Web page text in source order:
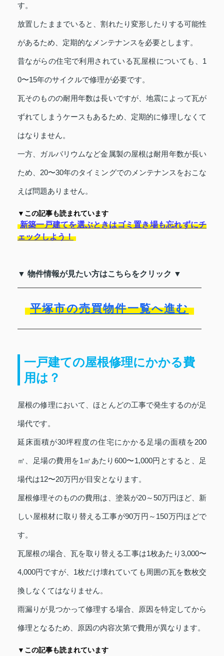
す。
放置したままでいると、割れたり変形したりする可能性
があるため、定期的なメンテナンスを必要とします。
昔ながらの住宅で利用されている瓦屋根についても、1
0〜15年のサイクルで修理が必要です。
瓦そのものの耐用年数は長いですが、地震によって瓦が
ずれてしまうケースもあるため、定期的に修理しなくて
はなりません。
一方、ガルバリウムなど金属製の屋根は耐用年数が長い
ため、20〜30年のタイミングでのメンテナンスをおこな
えば問題ありません。
▼この記事も読まれています
新築一戸建てを選ぶときはゴミ置き場も忘れずにチ
ェックしよう！
▼ 物件情報が見たい方はこちらをクリック ▼
平塚市の売買物件一覧へ進む
一戸建ての屋根修理にかかる費
用は？
屋根の修理において、ほとんどの工事で発生するのが足
場代です。
延床面積が30坪程度の住宅にかかる足場の面積を200
㎡、足場の費用を1㎡あたり600〜1,000円とすると、足
場代は12〜20万円が目安となります。
屋根修理そのものの費用は、塗装が20～50万円ほど、新
しい屋根材に取り替える工事が90万円～150万円ほどで
す。
瓦屋根の場合、瓦を取り替える工事は1枚あたり3,000〜
4,000円ですが、1枚だけ壊れていても周囲の瓦を数枚交
換しなくてはなりません。
雨漏りが見つかって修理する場合、原因を特定してから
修理となるため、原因の内容次第で費用が異なります。
▼この記事も読まれています